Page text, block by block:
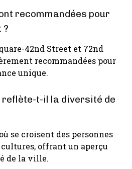
recommandées pour
?
42nd Street et 72nd
recommandées pour
unique.
reflète-t-il la diversité de
se croisent des personnes
offrant un aperçu
de la ville.